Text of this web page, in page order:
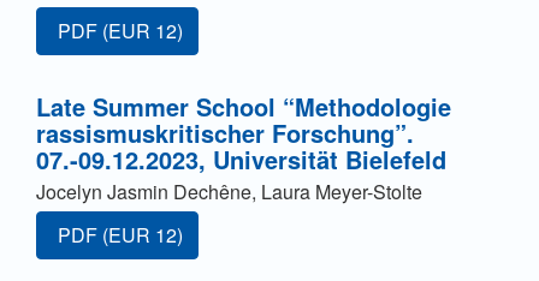
Zugang für Abonnent/innen oder durch Zahlung einer
PDF (EUR 12)
Late Summer School “Methodologie
rassismuskritischer Forschung”.
07.-09.12.2023, Universität Bielefeld
Jocelyn Jasmin Dechêne, Laura Meyer-Stolte
Zugang für Abonnent/innen oder durch Zahlung einer
PDF (EUR 12)